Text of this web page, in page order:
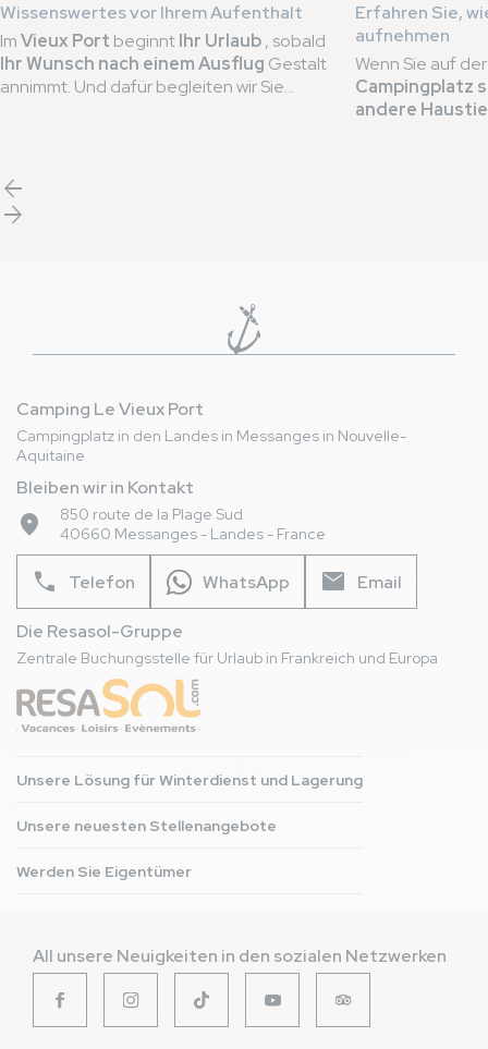
Wissenswertes vor Ihrem Aufenthalt
ImVieux Port beginntIhr Urlaub, sobald
Ihr Wunsch nach einem Ausflug Gestalt
annimmt. Und dafür begleiten wir Sie
Praktiken
einen
unserem
Erfahren Sie,
aufnehmen
Wenn Sie auf
Campingplatz
andere
arrow_back
arrow_forward
Camping Le Vieux Port
Campingplatz in den Landes in Messanges in Nouvelle-
Aquitaine
Bleiben wir in Kontakt
place
850 route de la Plage Sud
40660 Messanges - Landes - France
phone Telefon WhatsApp mail Email
Die Resasol-Gruppe
Zentrale Buchungsstelle für Urlaub in Frankreich und Europa
Unsere Lösung für Winterdienst und Lagerung
Unsere neuesten Stellenangebote
Werden Sie Eigentümer
All unsere Neuigkeiten in den sozialen Netzwerken